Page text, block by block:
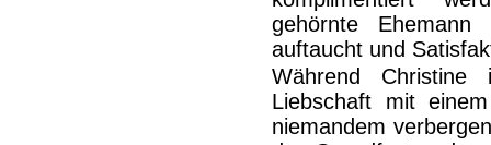
gehörnte Ehemann
auftaucht und
Während Christine
Liebschaft mit
niemandem